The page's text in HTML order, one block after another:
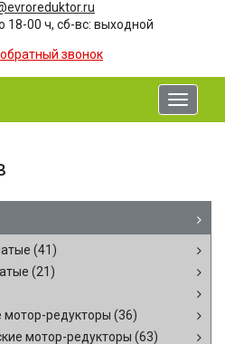
18-00 ч, сб-вс: выходной
звонок
Toggle
(41)
(21)
мотор-редукторы (36)
мотор-редукторы (63)